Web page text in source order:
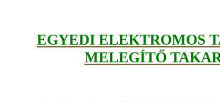
EGYEDI ELEKTROMOS
MELEGÍTŐ